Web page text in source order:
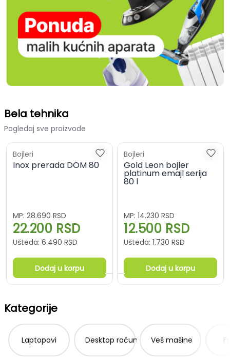
Bela tehnika
Pogledaj sve proizvode
Bojleri
Inox prerada DOM 80
MP: 28.690 RSD
22.200 RSD
Ušteda: 6.490 RSD
Dodaj u korpu
Bojleri
Gold Leon bojler
platinum emajl serija
80 l
MP: 14.230 RSD
12.500 RSD
Ušteda: 1.730 RSD
Dodaj u korpu
Kategorije
Laptopovi Desktop računari Veš mašine